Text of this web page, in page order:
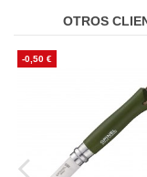
OTROS
-0,50 €